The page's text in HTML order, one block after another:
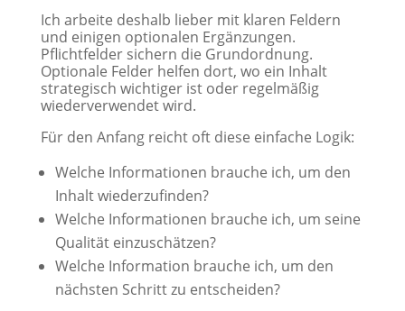
Ich arbeite deshalb lieber mit klaren Feldern
und einigen optionalen Ergänzungen.
Pflichtfelder sichern die Grundordnung.
Optionale Felder helfen dort, wo ein Inhalt
strategisch wichtiger ist oder regelmäßig
wiederverwendet wird.
Für den Anfang reicht oft diese einfache Logik:
Welche Informationen brauche ich, um den
Inhalt wiederzufinden?
Welche Informationen brauche ich, um seine
Qualität einzuschätzen?
Welche Information brauche ich, um den
nächsten Schritt zu entscheiden?